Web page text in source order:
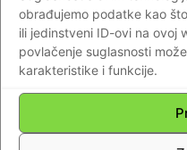
obrađujemo podatke kao
ili jedinstveni ID-ovi na ovoj
povlačenje suglasnosti
karakteristike i funkcije.
Impressum
© Newspaper